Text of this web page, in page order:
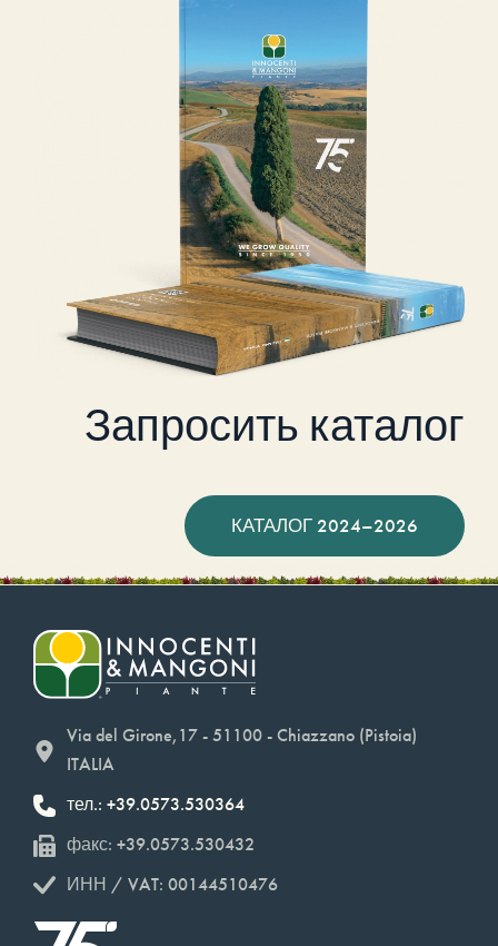
Запросить каталог
КАТАЛОГ 2024–2026
Via del Girone,17 - 51100 - Chiazzano (Pistoia)
ITALIA
тел.: +39.0573.530364
факс: +39.0573.530432
ИНН / VAT: 00144510476